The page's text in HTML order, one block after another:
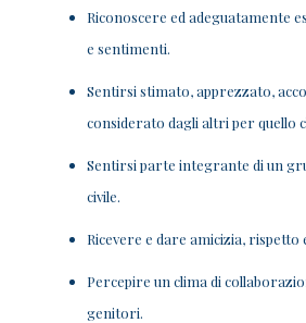
Riconoscere ed adeguatamente
e sentimenti.
Sentirsi stimato, apprezzato,
considerato dagli altri per quello
Sentirsi parte integrante di un
civile.
Ricevere e dare amicizia, rispetto
Percepire un clima di
genitori.